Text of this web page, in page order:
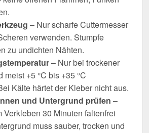
– Nur scharfe Cuttermesser
verwenden. Stumpfe
zu undichten Nähten.
– Nur bei trockener
meist +5 °C bis +35 °C
Kälte härtet der Kleber nicht aus.
und Untergrund prüfen –
Verkleben 30 Minuten faltenfrei
muss sauber, trocken und